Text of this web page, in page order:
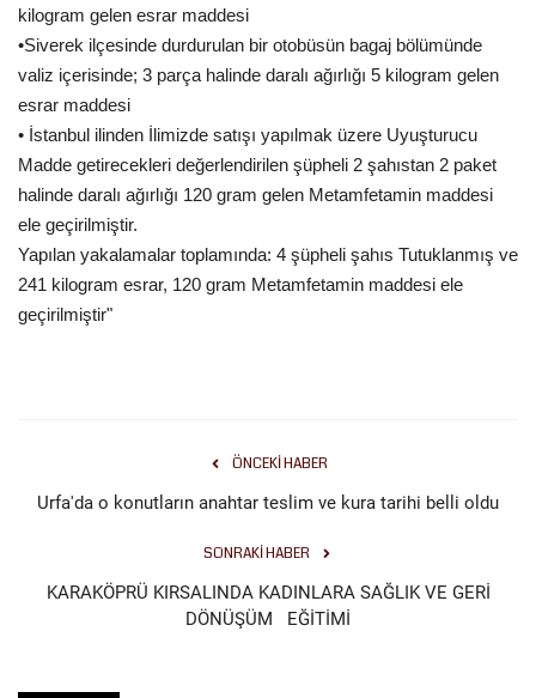
Künye
Yaşam
Sağlık
İletişim
Kültür Sanat
kilogram gelen esrar maddesi
•Siverek ilçesinde durdurulan bir otobüsün bagaj bölümünde
valiz içerisinde; 3 parça halinde daralı ağırlığı 5 kilogram gelen
esrar maddesi
• İstanbul ilinden İlimizde satışı yapılmak üzere Uyuşturucu
Madde getirecekleri değerlendirilen şüpheli 2 şahıstan 2 paket
halinde daralı ağırlığı 120 gram gelen Metamfetamin maddesi
ele geçirilmiştir.
Yapılan yakalamalar toplamında: 4 şüpheli şahıs Tutuklanmış ve
241 kilogram esrar, 120 gram Metamfetamin maddesi ele
geçirilmiştir"
ÖNCEKI HABER
Urfa'da o konutların anahtar teslim ve kura tarihi belli oldu
SONRAKI HABER
KARAKÖPRÜ KIRSALINDA KADINLARA SAĞLIK VE GERİ
DÖNÜŞÜM EĞİTİMİ